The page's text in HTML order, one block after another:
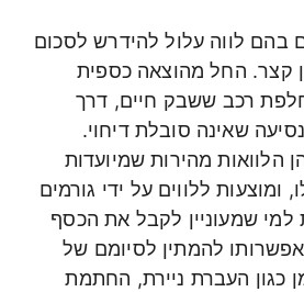
בהם לווה עלול להידרש לסכום
קצר. החל מהוצאה כספית
רכב ששבק חיים, דרך
שאינה סובלת דיחוי.
הלוואות מהירות שמיועדות
ומוצעות ללווים על ידי גורמים
למי שמעוניין לקבל את הכסף
להמתין לסיומם של
כגון העברת ניירת, החתמת